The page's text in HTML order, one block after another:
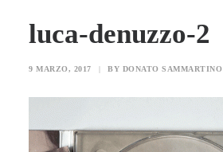
SEARCH
luca-denuzzo-2
9 MARZO, 2017 | BY DONATO SAMMARTINO